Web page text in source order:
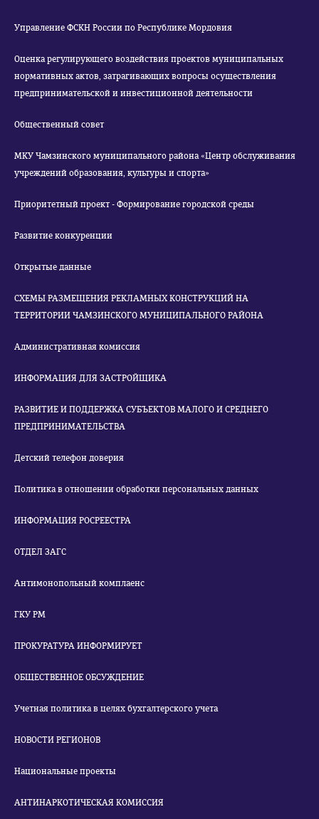
Управление ФСКН России по Республике Мордовия
Оценка регулирующего воздействия проектов муниципальных
нормативных актов, затрагивающих вопросы осуществления
предпринимательской и инвестиционной деятельности
Общественный совет
МКУ Чамзинского муниципального района «Центр обслуживания
учреждений образования, культуры и спорта»
Приоритетный проект - Формирование городской среды
Развитие конкуренции
Открытые данные
СХЕМЫ РАЗМЕЩЕНИЯ РЕКЛАМНЫХ КОНСТРУКЦИЙ НА
ТЕРРИТОРИИ ЧАМЗИНСКОГО МУНИЦИПАЛЬНОГО РАЙОНА
Административная комиссия
ИНФОРМАЦИЯ ДЛЯ ЗАСТРОЙЩИКА
РАЗВИТИЕ И ПОДДЕРЖКА СУБЪЕКТОВ МАЛОГО И СРЕДНЕГО
ПРЕДПРИНИМАТЕЛЬСТВА
Детский телефон доверия
Политика в отношении обработки персональных данных
ИНФОРМАЦИЯ РОСРЕЕСТРА
ОТДЕЛ ЗАГС
Антимонопольный комплаенс
ГКУ РМ
ПРОКУРАТУРА ИНФОРМИРУЕТ
ОБЩЕСТВЕННОЕ ОБСУЖДЕНИЕ
Учетная политика в целях бухгалтерского учета
НОВОСТИ РЕГИОНОВ
Национальные проекты
АНТИНАРКОТИЧЕСКАЯ КОМИССИЯ